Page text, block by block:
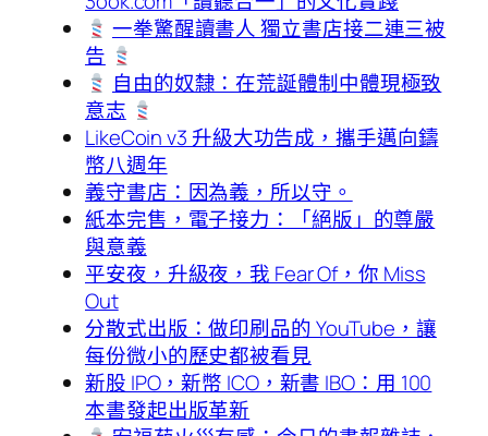
一拳驚醒讀書人 獨立書店接二連三被
告
自由的奴隸：在荒誕體制中體現極致
意志
LikeCoin v3 升級大功告成，攜手邁向鑄
幣八週年
義守書店：因為義，所以守。
紙本完售，電子接力：「絕版」的尊嚴
與意義
平安夜，升級夜，我 Fear Of，你 Miss
Out
分散式出版：做印刷品的 YouTube，讓
每份微小的歷史都被看見
新股 IPO，新幣 ICO，新書 IBO：用 100
本書發起出版革新